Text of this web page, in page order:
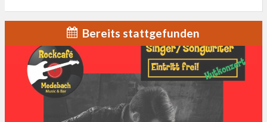
Bereits stattgefunden